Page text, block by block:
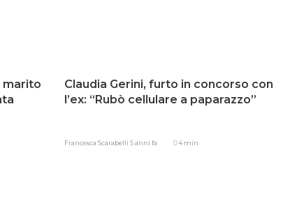
marito
Claudia Gerini, furto in concorso con
l’ex: “Rubò cellulare a paparazzo”
Francesca Scarabelli5 anni fa 4 min